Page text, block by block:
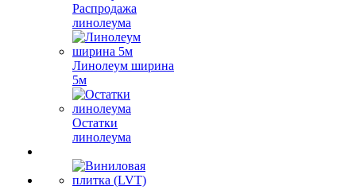
Распродажа
линолеума
Линолеум ширина
5м
Остатки
линолеума